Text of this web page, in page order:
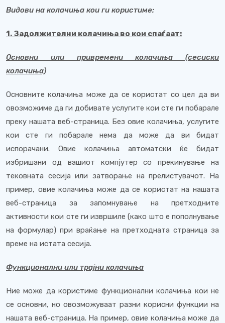
Видови на колачиња кои ги користиме:
1. Задолжителни колачиња во кои спаѓаат:
Основни или привремени колачиња (сесиски
колачиња)
Основните колачиња може да се користат со цел да ви
овозможиме да ги добивате услугите кои сте ги побарале
преку нашата веб-страница. Без овие колачиња, услугите
кои сте ги побарале нема да може да ви бидат
испорачани. Овие колачиња автоматски ќе бидат
избришани од вашиот компјутер со прекинување на
тековната сесија или затворање на прелистувачот. На
пример, овие колачиња може да се користат на нашата
веб-страница за запомнување на претходните
активности кои сте ги извршиле (како што е пополнување
на формулар) при враќање на претходната страница за
време на истата сесија.
Функционални или трајни колачиња
Ние може да користиме функционални колачиња кои не
се основни, но овозможуваат разни корисни функции на
нашата веб-страница. На пример, овие колачиња може да